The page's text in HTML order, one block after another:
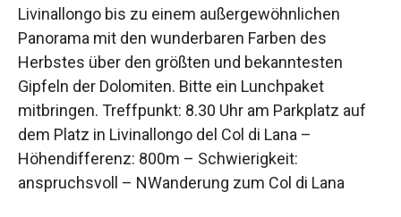
Livinallongo bis zu einem außergewöhnlichen
Panorama mit den wunderbaren Farben des
Herbstes über den größten und bekanntesten
Gipfeln der Dolomiten. Bitte ein Lunchpaket
mitbringen. Treffpunkt: 8.30 Uhr am Parkplatz auf
dem Platz in Livinallongo del Col di Lana –
Höhendifferenz: 800m – Schwierigkeit:
anspruchsvoll – NWanderung zum Col di Lana